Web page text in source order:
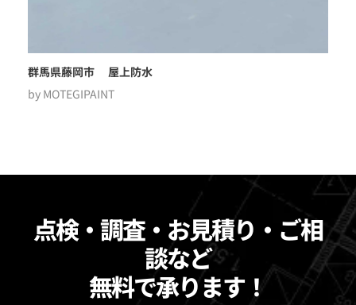
群馬県藤岡市 屋上防水
by MOTEGIPAINT
点検・調査・お見積り・ご相
談など
無料で承ります！